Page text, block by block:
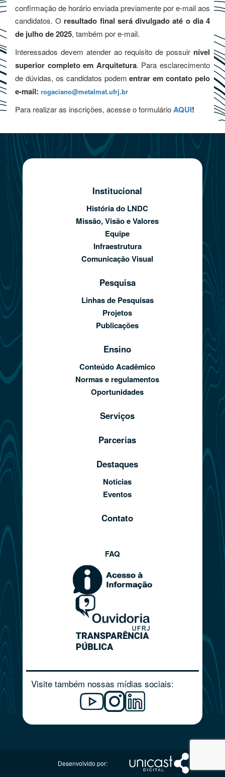
confirmação de horário enviada previamente por e-mail aos
candidatos. O resultado final será divulgado até o dia 4
de julho de 2025, também por e-mail.
Interessados devem atender ao requisito de possuir nível
superior completo em Arquitetura. Para esclarecimento
de dúvidas, os candidatos podementrar em contato pelo
e-mail: rogaciano@metalmat.ufrj.br
Para realizar as inscrições, acesse o formulárioAQUI!
Institucional
História do LNDC
Missão, Visão e Valores
Equipe
Infraestrutura
Comunicação Visual
Pesquisa
Linhas de Pesquisas
Projetos
Publicações
Ensino
Conteúdo Acadêmico
Normas e regulamentos
Oportunidades
Serviços
Parcerias
Destaques
Notícias
Eventos
Contato
FAQ
Visite também nossas mídias sociais:
Desenvolvido por: